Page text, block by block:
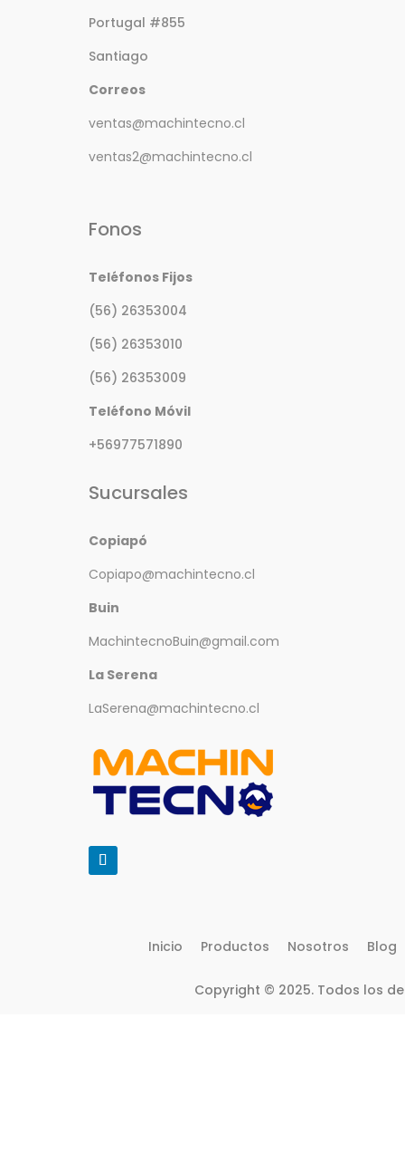
Portugal #855
Santiago
Correos
ventas@machintecno.cl
ventas2@machintecno.cl
Fonos
Teléfonos Fijos
(56) 26353004
(56) 26353010
(56) 26353009
Teléfono Móvil
+56977571890
Sucursales
Copiapó
Copiapo@machintecno.cl
Buin
MachintecnoBuin@gmail.com
La Serena
LaSerena@machintecno.cl
Inicio Productos Nosotros Blog
Copyright © 2025. Todos los